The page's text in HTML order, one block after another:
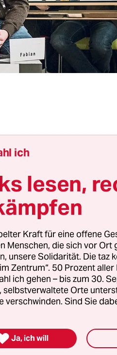
der heute 26-jährige
Heim­erziehung“ in
Heim der Haasenburg
die aus den
berichteten.
Tränen.
Fabian: Er war nur in
musste klopfen,
er eine Frage stellen
darf.
ich
lesen,
Kraft für eine offene
Menschen, die sich vor
unsere Solidarität. Die taz
Zentrum“. 50 Prozent
ich gehen – bis zum 30.
selbstverwaltete Orte
verschwinden. Sind Sie
Ja, ich will